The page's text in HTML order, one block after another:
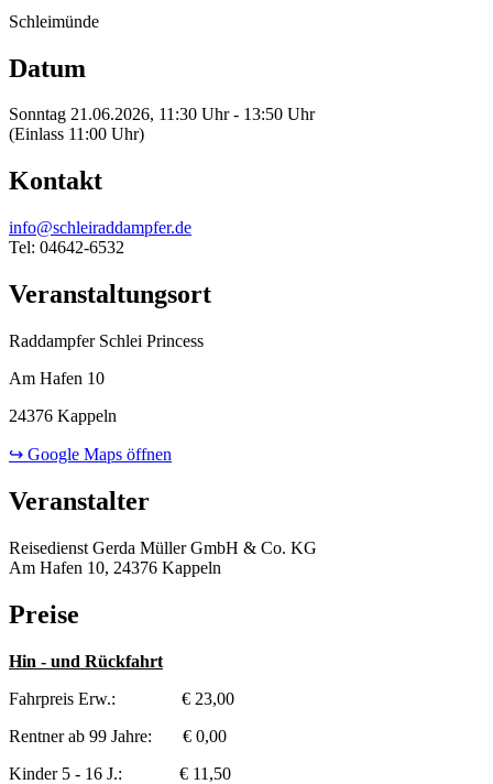
Schleimünde
Datum
Sonntag 21.06.2026, 11:30 Uhr - 13:50 Uhr
(Einlass 11:00 Uhr)
Kontakt
info@schleiraddampfer.de
Tel: 04642-6532
Veranstaltungsort
Raddampfer Schlei Princess
Am Hafen 10
24376 Kappeln
↪ Google Maps öffnen
Veranstalter
Reisedienst Gerda Müller GmbH & Co. KG
Am Hafen 10, 24376 Kappeln
Preise
Hin - und Rückfahrt
Fahrpreis Erw.: € 23,00
Rentner ab 99 Jahre: € 0,00
Kinder 5 - 16 J.: € 11,50